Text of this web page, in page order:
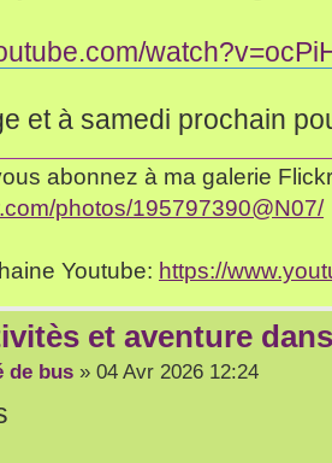
et à samedi prochain
abonnez à ma galerie
photos/195797390@N07/
Youtube: https://
et aventure
de bus » 04 Avr 2026 12:24